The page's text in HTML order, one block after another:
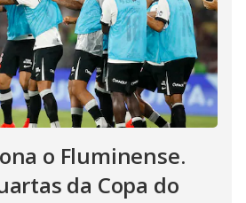
o Fluminense.
da Copa do